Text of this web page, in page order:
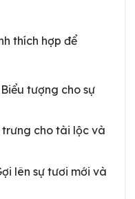
thích hợp để
Biểu tượng cho sự
trưng cho tài lộc và
lên sự tươi mới và